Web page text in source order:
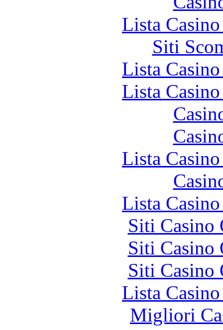
Lista
Siti
Lista
Lista
Lista
Lista
Siti Casino
Siti Casino
Siti Casino
Lista
Migliori